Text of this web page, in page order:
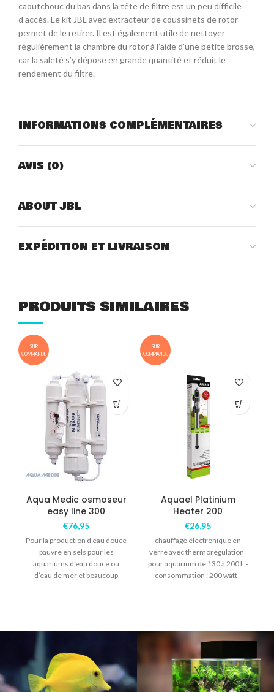
caoutchouc du bas dans la tête de filtre est un peu difficile
d’accès. Le kit JBL avec extracteur de coussinets de rotor
permet de le retirer. Il est également utile de nettoyer
régulièrement la chambre du rotor à l’aide d’une petite brosse,
car la saleté s’y dépose en grande quantité et réduit le
rendement du filtre.
INFORMATIONS COMPLÉMENTAIRES
AVIS (0)
ABOUT JBL
EXPÉDITION ET LIVRAISON
PRODUITS SIMILAIRES
SUR
COMMANDE
Aqua Medic osmoseur
easy line 300
€76,95
Pour la production d’eau douce
pauvre en sels pour les
aquariums d’eau douce ou
d’eau de mer et beaucoup
SUR
COMMANDE
Aquael Platinium
Heater 200
€26,95
chauffage électronique en
verre avec thermorégulation
pour aquarium de 130 à 200 l -
consommation : 200 watt -